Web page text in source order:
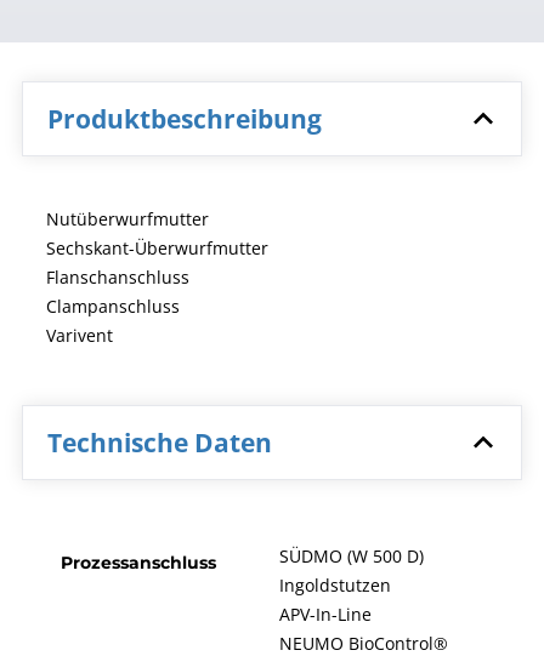
Produktbeschreibung
Nutüberwurfmutter
Sechskant-Überwurfmutter
Flanschanschluss
Clampanschluss
Varivent
Technische Daten
Prozessanschluss
SÜDMO (W 500 D)
Ingoldstutzen
APV-In-Line
NEUMO BioControl®